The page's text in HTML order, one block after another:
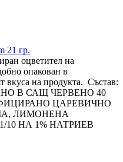
21 гр.
оцветител на
опакован в
вкуса на продукта. Състав:
В САЩ ЧЕРВЕНО 40
ЦАРЕВИЧНО
ЛИМОНЕНА
НА 1% НАТРИЕВ